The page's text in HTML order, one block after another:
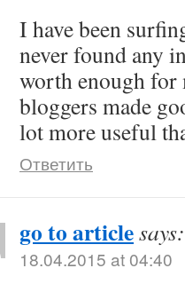
I have been
never found any
worth enough for
bloggers made
lot more useful
Ответить
go to articlesays:
18.04.2015 at 04:40